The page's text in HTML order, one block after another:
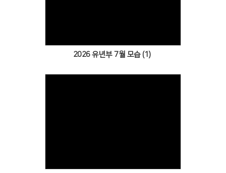
2026 유년부 7월 모습 (1)